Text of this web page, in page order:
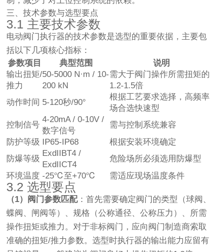
三、技术参数与选型要点
3.1 主要技术参数
电动阀门执行器的技术参数是选型的重要依据，主要包
括以下几项核心指标：
参数项目
典型范围
说明
输出扭矩/
推力
50-5000 N·m / 10-
200 kN
需大于阀门操作所需扭矩的
1.2-1.5倍
动作时间 5-120秒/90°
根据工艺要求选择，高频率
场合选快速型
控制信号
4-20mA / 0-10V /
数字信号
需与控制系统兼容
防护等级
IP65-IP68
根据安装环境确定
防爆等级
ExdIIBT4 /
ExdIICT4
危险场所必须选用防爆型
环境温度 -25℃至+70℃ 需适应现场温度条件
3.2 选型要点
（1）阀门参数匹配：首先需要确定阀门的类型（球阀、
蝶阀、闸阀等）、规格（公称通径、公称压力）、所需
操作扭矩或推力。对于非标阀门，应向阀门制造商索取
准确的扭矩/推力参数。选型时执行器的输出能力应留有